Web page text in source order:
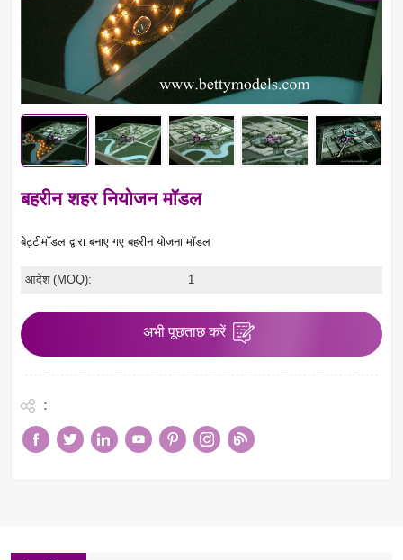
बहरीन शहर नियोजन मॉडल
बेट्टीमॉडल द्वारा बनाए गए बहरीन योजना मॉडल
आदेश (MOQ): 1
अभी पूछताछ करें
: